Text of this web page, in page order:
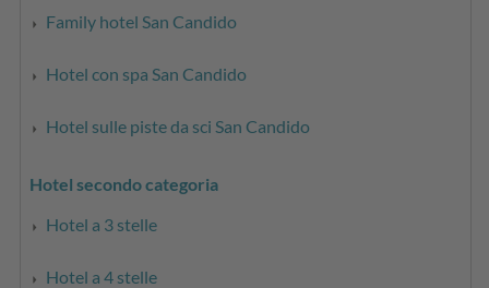
Family hotel San Candido
Hotel con spa San Candido
Hotel sulle piste da sci San Candido
Hotel secondo categoria
Hotel a 3 stelle
Hotel a 4 stelle